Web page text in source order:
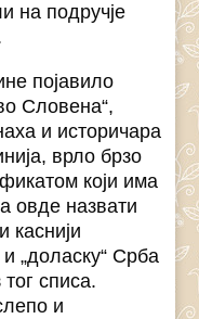
на подручје
појавило
Словена“,
и историчара
врло брзо
који има
овде назвати
каснији
„доласку“ Срба
списа.
и